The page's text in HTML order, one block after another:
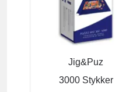
Jig&Puz
3000 Stykker